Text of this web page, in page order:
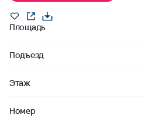
Площадь
Подъезд
Этаж
Номер